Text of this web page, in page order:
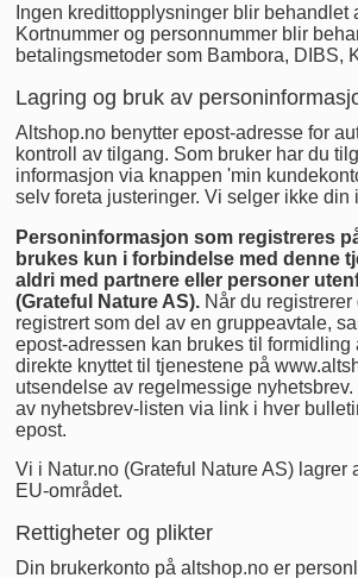
Ingen kredittopplysninger blir behandlet
Kortnummer og personnummer blir
betalingsmetoder som Bambora, DIBS,
Lagring og bruk av
Altshop.no benytter epost-adresse for
kontroll av tilgang. Som bruker har du
informasjon via knappen 'min
selv foreta justeringer. Vi selger ikke din
Personinformasjon som registreres
brukes kun i forbindelse med denne
aldri med partnere eller personer
(Grateful Nature AS). Når du
registrert som del av en gruppeavtale,
epost-adressen kan brukes til formidling
direkte knyttet til tjenestene på
utsendelse av regelmessige
av nyhetsbrev-listen via link i hver
epost.
Vi i Natur.no (Grateful Nature AS) lagrer
EU-området.
Rettigheter og plikter
Din brukerkonto på altshop.no er